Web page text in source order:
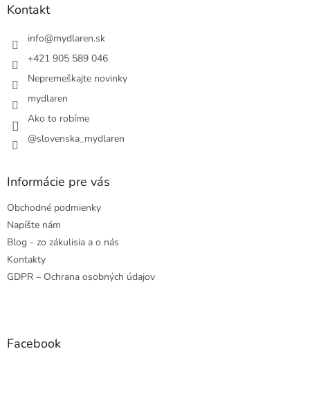
Kontakt
info@mydlaren.sk
+421 905 589 046
Nepremeškajte novinky
mydlaren
Ako to robíme
@slovenska_mydlaren
Informácie pre vás
Obchodné podmienky
Napíšte nám
Blog - zo zákulisia a o nás
Kontakty
GDPR – Ochrana osobných údajov
Facebook